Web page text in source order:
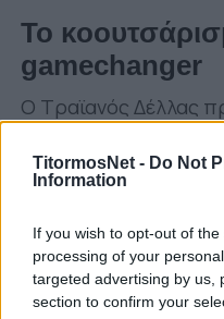
TitormosNet - Do Not
Information
If you wish to opt-out of
processing of your
targeted advertising by us,
section to confirm your
Το
gamechanger
Ο Τραϊανός Δέλλας
ενδεκάδα.
Ματσόλα εκτός.
ήταν έτοιμοι στο
απουσίαζαν και οι
Στον άξονα επέλεξε